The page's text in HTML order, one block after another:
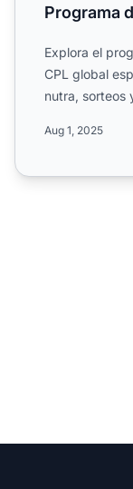
Programa
Explora el
CPL global
nutra, sorteos
Aug 1, 2025